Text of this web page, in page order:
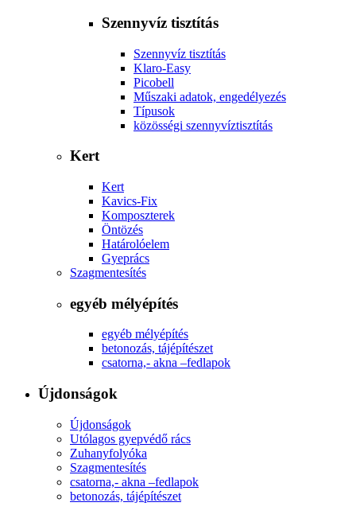
Szennyvíz tisztítás
Szennyvíz tisztítás
Klaro-Easy
Picobell
Műszaki adatok, engedélyezés
Típusok
közösségi szennyvíztisztítás
Kert
Kert
Kavics-Fix
Komposzterek
Öntözés
Határolóelem
Gyeprács
Szagmentesítés
egyéb mélyépítés
egyéb mélyépítés
betonozás, tájépítészet
csatorna,- akna –fedlapok
Újdonságok
Újdonságok
Utólagos gyepvédő rács
Zuhanyfolyóka
Szagmentesítés
csatorna,- akna –fedlapok
betonozás, tájépítészet